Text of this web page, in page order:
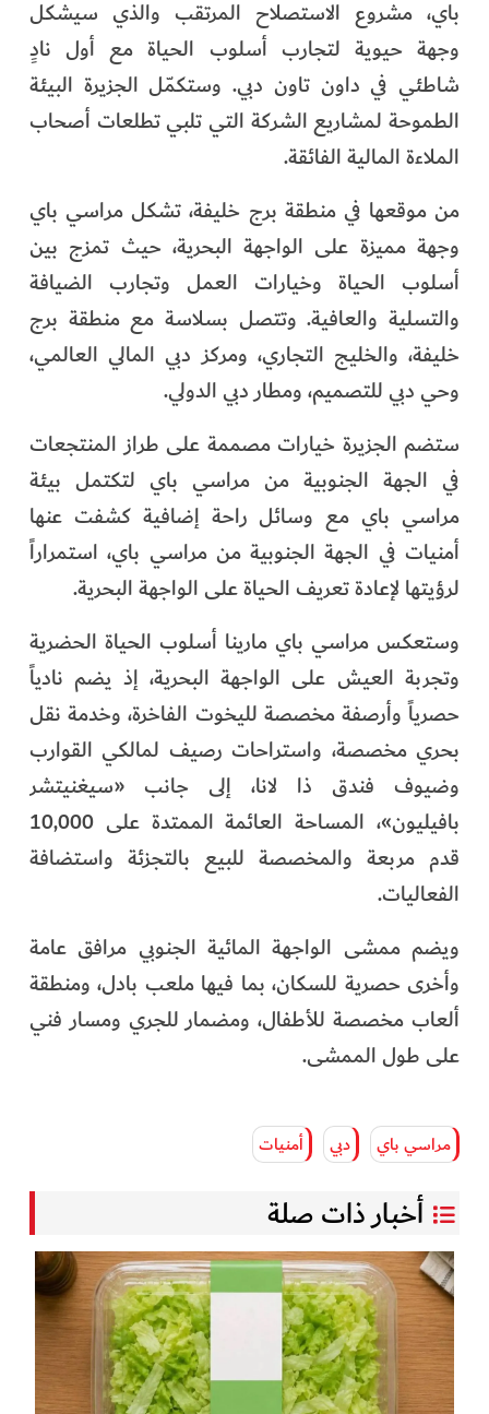
الفرجان
تكنولوجيا
من العالم
الأكثر قراءة
باي، مشروع الاستصلاح المرتقب والذي سيشكل
وجهة حيوية لتجارب أسلوب الحياة مع أول نادٍ
شاطئي في داون تاون دبي. وستكمّل الجزيرة البيئة
الطموحة لمشاريع الشركة التي تلبي تطلعات أصحاب
الملاءة المالية الفائقة.
من موقعها في منطقة برج خليفة، تشكل مراسي باي
وجهة مميزة على الواجهة البحرية، حيث تمزج بين
أسلوب الحياة وخيارات العمل وتجارب الضيافة
والتسلية والعافية. وتتصل بسلاسة مع منطقة برج
خليفة، والخليج التجاري، ومركز دبي المالي العالمي،
وحي دبي للتصميم، ومطار دبي الدولي.
ستضم الجزيرة خيارات مصممة على طراز المنتجعات
في الجهة الجنوبية من مراسي باي لتكتمل بيئة
مراسي باي مع وسائل راحة إضافية كشفت عنها
أمنيات في الجهة الجنوبية من مراسي باي، استمراراً
لرؤيتها لإعادة تعريف الحياة على الواجهة البحرية.
وستعكس مراسي باي مارينا أسلوب الحياة الحضرية
وتجربة العيش على الواجهة البحرية، إذ يضم نادياً
حصرياً وأرصفة مخصصة لليخوت الفاخرة، وخدمة نقل
بحري مخصصة، واستراحات رصيف لمالكي القوارب
وضيوف فندق ذا لانا، إلى جانب «سيغنيتشر
بافيليون»، المساحة العائمة الممتدة على 10,000
قدم مربعة والمخصصة للبيع بالتجزئة واستضافة
الفعاليات.
ويضم ممشى الواجهة المائية الجنوبي مرافق عامة
وأخرى حصرية للسكان، بما فيها ملعب بادل، ومنطقة
ألعاب مخصصة للأطفال، ومضمار للجري ومسار فني
على طول الممشى.
مراسي باي دبي أمنيات
أخبار ذات صلة